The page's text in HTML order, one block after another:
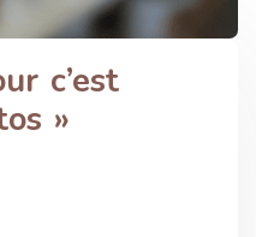
c’est
»